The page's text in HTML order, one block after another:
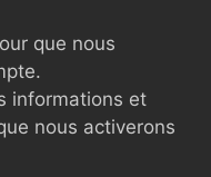
que nous
informations et
nous activerons